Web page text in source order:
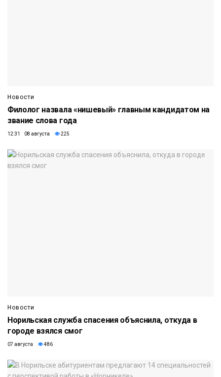
Новости
Филолог назвала «нишевый» главным кандидатом на
звание слова года
12:31 08 августа 225
Новости
Норильская служба спасения объяснила, откуда в
городе взялся смог
07 августа 486